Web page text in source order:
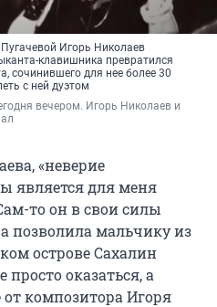
Игорь Николаев
клавишника превратился
сочинившего для нее более 30
с ней дуэтом
вечером. Игорь Николаев и
«неверие
является для меня
то он в свои силы
позволила мальчику из
острове Сахалин
просто оказаться, а
композитора Игоря